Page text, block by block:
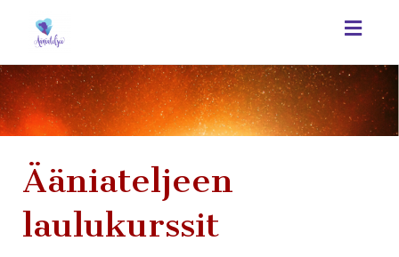
Ääniateljeen
laulukurssit